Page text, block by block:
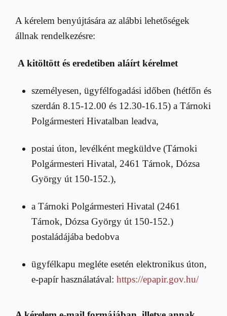
A kérelem benyújtására az alábbi lehetőségek
állnak rendelkezésre:
A kitöltött és eredetiben aláírt kérelmet
személyesen, ügyfélfogadási időben (hétfőn és
szerdán 8.15-12.00 és 12.30-16.15) a Tárnoki
Polgármesteri Hivatalban leadva,
postai úton, levélként megküldve (Tárnoki
Polgármesteri Hivatal, 2461 Tárnok, Dózsa
György út 150-152.),
a Tárnoki Polgármesteri Hivatal (2461
Tárnok, Dózsa György út 150-152.)
postaládájába bedobva
ügyfélkapu megléte esetén elektronikus úton,
e-papír használatával: https://epapir.gov.hu/